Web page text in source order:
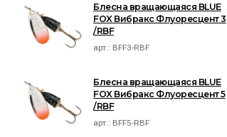
Блесна вращающаяся BLUE
FOX Вибракс Флуоресцент 3
/RBF
арт.: BFF3-RBF
Блесна вращающаяся BLUE
FOX Вибракс Флуоресцент 5
/RBF
арт.: BFF5-RBF